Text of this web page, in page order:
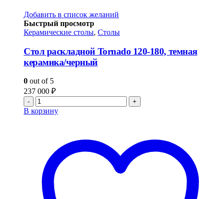
Добавить в список желаний
Быстрый просмотр
Керамические столы, Столы
Стол раскладной Tornado 120-180, темная
керамика/черный
0 out of 5
237 000 ₽
- +
В корзину